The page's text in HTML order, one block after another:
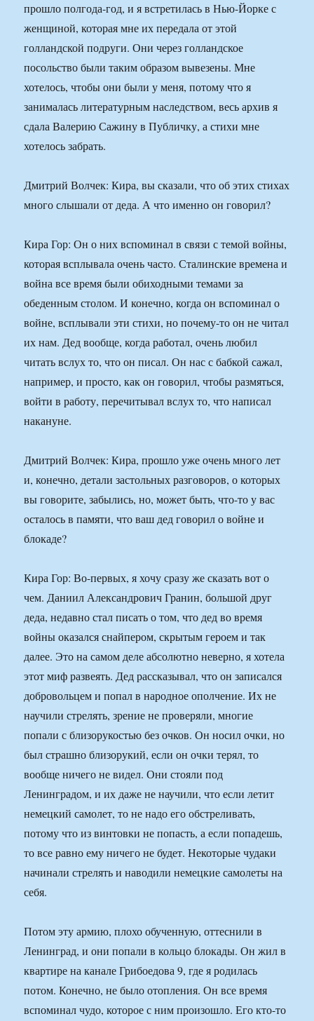
прошло полгода-год, и я встретилась в Нью-Йорке с
женщиной, которая мне их передала от этой
голландской подруги. Они через голландское
посольство были таким образом вывезены. Мне
хотелось, чтобы они были у меня, потому что я
занималась литературным наследством, весь архив я
сдала Валерию Сажину в Публичку, а стихи мне
хотелось забрать.
Дмитрий Волчек: Кира, вы сказали, что об этих стихах
много слышали от деда. А что именно он говорил?
Кира Гор: Он о них вспоминал в связи с темой войны,
которая всплывала очень часто. Сталинские времена и
война все время были обиходными темами за
обеденным столом. И конечно, когда он вспоминал о
войне, всплывали эти стихи, но почему-то он не читал
их нам. Дед вообще, когда работал, очень любил
читать вслух то, что он писал. Он нас с бабкой сажал,
например, и просто, как он говорил, чтобы размяться,
войти в работу, перечитывал вслух то, что написал
накануне.
Дмитрий Волчек: Кира, прошло уже очень много лет
и, конечно, детали застольных разговоров, о которых
вы говорите, забылись, но, может быть, что-то у вас
осталось в памяти, что ваш дед говорил о войне и
блокаде?
Кира Гор: Во-первых, я хочу сразу же сказать вот о
чем. Даниил Александрович Гранин, большой друг
деда, недавно стал писать о том, что дед во время
войны оказался снайпером, скрытым героем и так
далее. Это на самом деле абсолютно неверно, я хотела
этот миф развеять. Дед рассказывал, что он записался
добровольцем и попал в народное ополчение. Их не
научили стрелять, зрение не проверяли, многие
попали с близорукостью без очков. Он носил очки, но
был страшно близорукий, если он очки терял, то
вообще ничего не видел. Они стояли под
Ленинградом, и их даже не научили, что если летит
немецкий самолет, то не надо его обстреливать,
потому что из винтовки не попасть, а если попадешь,
то все равно ему ничего не будет. Некоторые чудаки
начинали стрелять и наводили немецкие самолеты на
себя.
Потом эту армию, плохо обученную, оттеснили в
Ленинград, и они попали в кольцо блокады. Он жил в
квартире на канале Грибоедова 9, где я родилась
потом. Конечно, не было отопления. Он все время
вспоминал чудо, которое с ним произошло. Его кто-то